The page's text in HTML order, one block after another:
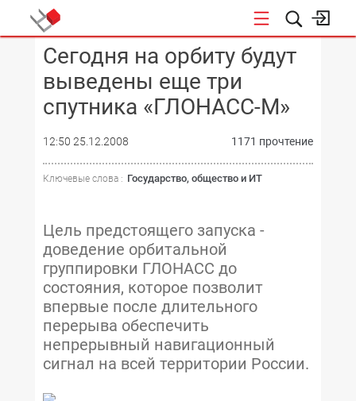
КОНФЕРЕНЦИИ
Сегодня на орбиту будут
выведены еще три
спутника «ГЛОНАСС-М»
12:50 25.12.2008 1171 прочтение
Ключевые слова : Государство, общество и ИТ
Цель предстоящего запуска -
доведение орбитальной
группировки ГЛОНАСС до
состояния, которое позволит
впервые после длительного
перерыва обеспечить
непрерывный навигационный
сигнал на всей территории России.